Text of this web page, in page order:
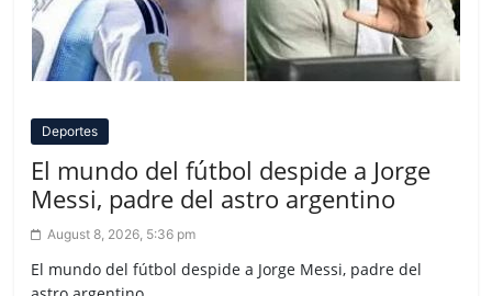
Deportes
El mundo del fútbol despide a Jorge
Messi, padre del astro argentino
August 8, 2026, 5:36 pm
El mundo del fútbol despide a Jorge Messi, padre del